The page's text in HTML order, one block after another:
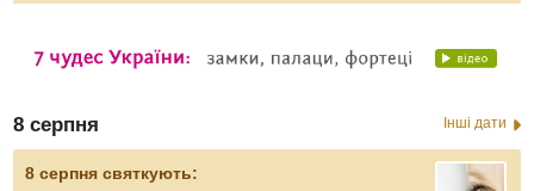
8 серпня Інші дати
8 серпня святкують: